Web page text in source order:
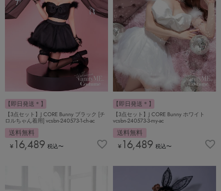
【即日発送＊】
【3点セット】J CORE Bunny ブラック [チ
ロルちゃん着用] vcsbn-240573-1-ch-ac
送料無料
¥ 16,489 税込〜
【即日発送＊】
【3点セット】J CORE Bunny ホワイト
vcsbn-240573-3-my-ac
送料無料
¥ 16,489 税込〜